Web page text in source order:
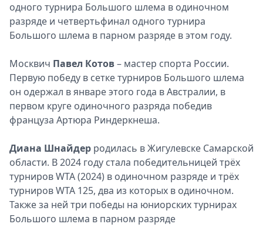
одного турнира Большого шлема в одиночном
разряде и четвертьфинал одного турнира
Большого шлема в парном разряде в этом году.
Москвич Павел Котов– мастер спорта России.
Первую победу в сетке турниров Большого шлема
он одержал в январе этого года в Австралии, в
первом круге одиночного разряда победив
француза Артюра Риндеркнеша.
Диана Шнайдер родилась в Жигулевске Самарской
области. В 2024 году стала победительницей трёх
турниров WTA (2024) в одиночном разряде и трёх
турниров WTA 125, два из которых в одиночном.
Также за ней три победы на юниорских турнирах
Большого шлема в парном разряде